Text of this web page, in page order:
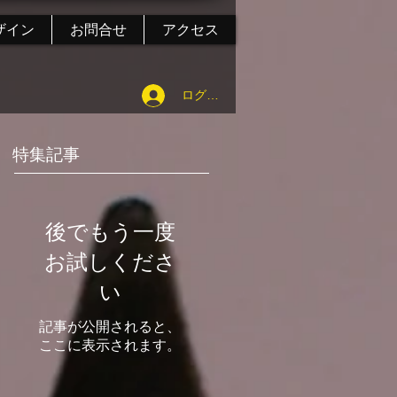
イン お問合せ アクセス
ログイン
特集記事
後でもう一度
お試しくださ
い
記事が公開されると、
ここに表示されます。